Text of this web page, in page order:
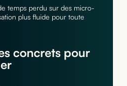
temps perdu sur des micro-
plus fluide pour toute
concrets pour